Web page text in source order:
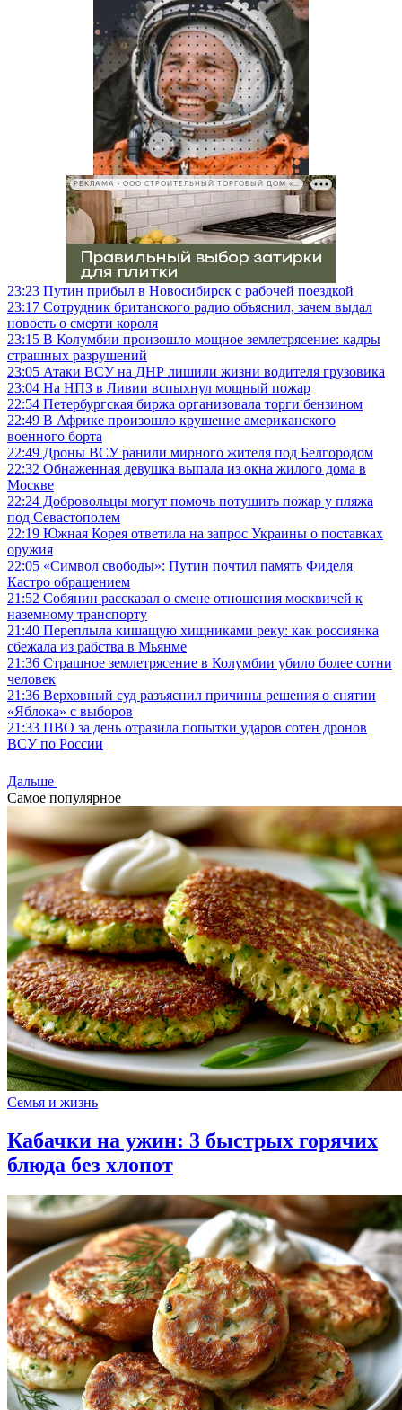
РЕКЛАМА • ООО СТРОИТЕЛЬНЫЙ ТОРГОВЫЙ ДОМ «ПЕТРОВИЧ», ИНН 7802348846
23:23 Путин прибыл в Новосибирск с рабочей поездкой
23:17 Сотрудник британского радио объяснил, зачем выдал
новость о смерти короля
23:15 В Колумбии произошло мощное землетрясение: кадры
страшных разрушений
23:05 Атаки ВСУ на ДНР лишили жизни водителя грузовика
23:04 На НПЗ в Ливии вспыхнул мощный пожар
22:54 Петербургская биржа организовала торги бензином
22:49 В Африке произошло крушение американского
военного борта
22:49 Дроны ВСУ ранили мирного жителя под Белгородом
22:32 Обнаженная девушка выпала из окна жилого дома в
Москве
22:24 Добровольцы могут помочь потушить пожар у пляжа
под Севастополем
22:19 Южная Корея ответила на запрос Украины о поставках
оружия
22:05 «Символ свободы»: Путин почтил память Фиделя
Кастро обращением
21:52 Собянин рассказал о смене отношения москвичей к
наземному транспорту
21:40 Переплыла кишащую хищниками реку: как россиянка
сбежала из рабства в Мьянме
21:36 Страшное землетрясение в Колумбии убило более сотни
человек
21:36 Верховный суд разъяснил причины решения о снятии
«Яблока» с выборов
21:33 ПВО за день отразила попытки ударов сотен дронов
ВСУ по России
Дальше
Самое популярное
Семья и жизнь
Кабачки на ужин: 3 быстрых горячих
блюда без хлопот